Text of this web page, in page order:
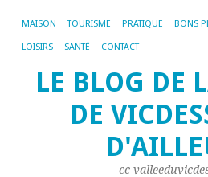
MAISON TOURISME PRATIQUE BONS
LOISIRS SANTÉ CONTACT
LE BLOG DE
DE
cc-